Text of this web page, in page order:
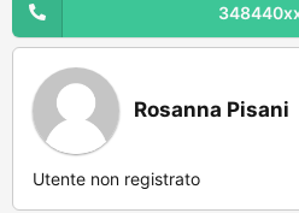
Rosanna Pisani
Utente non registrato